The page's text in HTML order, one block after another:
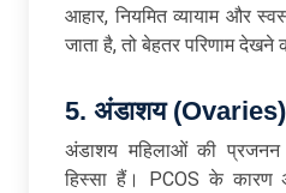
आहार, नियमित व्यायाम और
जाता है, तो बेहतर परिणाम
5. अंडाशय (Ovaries)
अंडाशय महिलाओं की प्रजनन
हिस्सा हैं। PCOS के कारण